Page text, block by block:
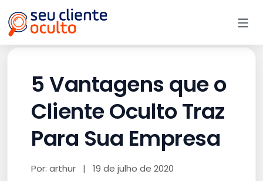
5 Vantagens que o
Cliente Oculto Traz
Para Sua Empresa
Por: arthur | 19 de julho de 2020